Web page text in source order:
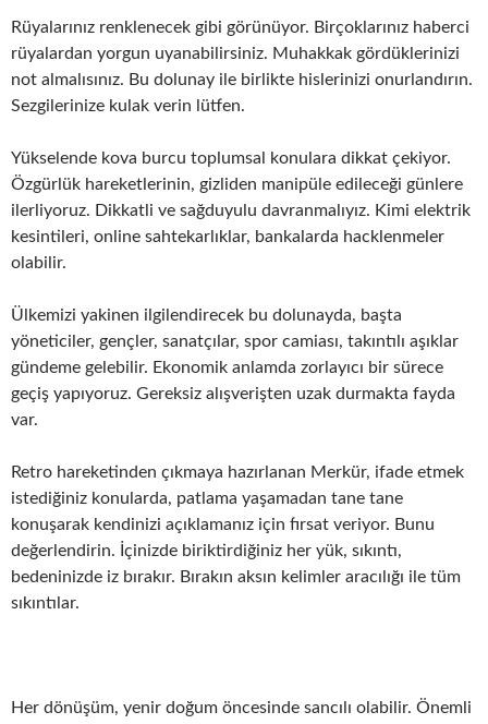
Rüyalarınız renklenecek gibi görünüyor. Birçoklarınız haberci
rüyalardan yorgun uyanabilirsiniz. Muhakkak gördüklerinizi
not almalısınız. Bu dolunay ile birlikte hislerinizi onurlandırın.
Sezgilerinize kulak verin lütfen.
Yükselende kova burcu toplumsal konulara dikkat çekiyor.
Özgürlük hareketlerinin, gizliden manipüle edileceği günlere
ilerliyoruz. Dikkatli ve sağduyulu davranmalıyız. Kimi elektrik
kesintileri, online sahtekarlıklar, bankalarda hacklenmeler
olabilir.
Ülkemizi yakinen ilgilendirecek bu dolunayda, başta
yöneticiler, gençler, sanatçılar, spor camiası, takıntılı aşıklar
gündeme gelebilir. Ekonomik anlamda zorlayıcı bir sürece
geçiş yapıyoruz. Gereksiz alışverişten uzak durmakta fayda
var.
Retro hareketinden çıkmaya hazırlanan Merkür, ifade etmek
istediğiniz konularda, patlama yaşamadan tane tane
konuşarak kendinizi açıklamanız için fırsat veriyor. Bunu
değerlendirin. İçinizde biriktirdiğiniz her yük, sıkıntı,
bedeninizde iz bırakır. Bırakın aksın kelimler aracılığı ile tüm
sıkıntılar.
Her dönüşüm, yenir doğum öncesinde sancılı olabilir. Önemli